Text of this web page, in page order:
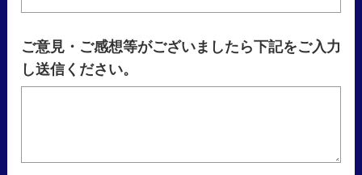
ご意見・ご感想等がございましたら下記をご入力
し送信ください。